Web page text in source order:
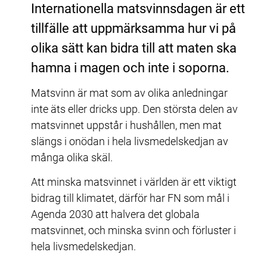
Internationella matsvinnsdagen är ett
tillfälle att uppmärksamma hur vi på
olika sätt kan bidra till att maten ska
hamna i magen och inte i soporna.
Matsvinn är mat som av olika anledningar
inte äts eller dricks upp. Den största delen av
matsvinnet uppstår i hushållen, men mat
slängs i onödan i hela livsmedelskedjan av
många olika skäl.
Att minska matsvinnet i världen är ett viktigt
bidrag till klimatet, därför har FN som mål i
Agenda 2030 att halvera det globala
matsvinnet, och minska svinn och förluster i
hela livsmedelskedjan.